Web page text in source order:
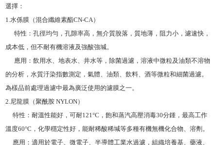
選擇：
1.水係膜（混合纖維素酯CN-CA）
特性：孔徑均勻，孔隙率高，無介質脫落，質地薄，阻力小，濾速快，
成本低，但不耐有機溶液及強酸強堿。
應用：飲用水、地表水、井水等，除菌過濾，溶液中微粒及油類不溶物
的分析，水質汙染指數測定，氣體、油類、飲料、酒等微粒和細菌過濾。
為樣品前處理過濾中最為廣泛使用的濾膜之一。
2.尼龍膜（聚酰胺 NYLON）
特性：耐溫性能好，可耐121°C，飽和蒸汽高壓消毒30分鍾，最高工作
溫度60°C，化學穩定性好，能耐稀酸稀堿等多種有機無機化合物、溶劑。
應用：適用於電子、微電子、半導體工業水過濾，組織培養基、藥液、